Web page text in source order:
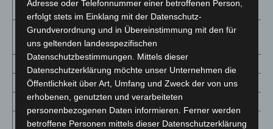
2081 (+32) 1 270,6 84
Salzgitter,
Stadt
1987 (+15)
2176 (+40)
Stade
2347 (+45) 1 147,6
151
Uelzen
616 (+19) 666,7
Vechta
4546 (+36) 3 183,2
187
Adresse oder Telefonnummer einer betroffenen Person,
erfolgt stets im Einklang mit der Datenschutz-
Grundverordnung und in Übereinstimmung mit den für
uns geltenden landesspezifischen
Datenschutzbestimmungen. Mittels dieser
Datenschutzerklärung möchte unser Unternehmen die
Öffentlichkeit über Art, Umfang und Zweck der von uns
erhobenen, genutzten und verarbeiteten
personenbezogenen Daten informieren. Ferner werden
betroffene Personen mittels dieser Datenschutzerklärung